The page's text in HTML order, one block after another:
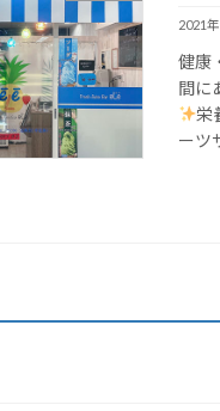
2021
健康
間に
栄
ーツ